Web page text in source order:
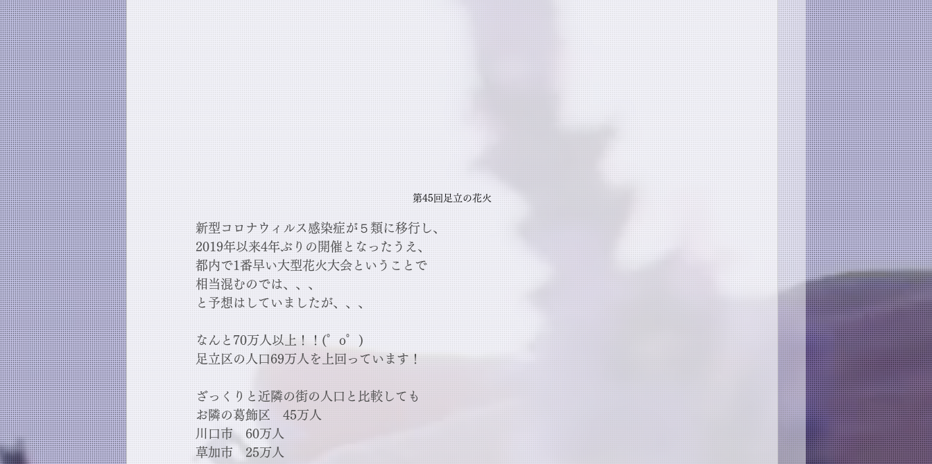
第45回足立の花火
新型コロナウィルス感染症が５類に移行し、
2019年以来4年ぶりの開催となったうえ、
都内で1番早い大型花火大会ということで
相当混むのでは、、、
と予想はしていましたが、、、
なんと70万人以上！！(゜o゜)
足立区の人口69万人を上回っています！
ざっくりと近隣の街の人口と比較しても
お隣の葛飾区　45万人
川口市　60万人
草加市　25万人